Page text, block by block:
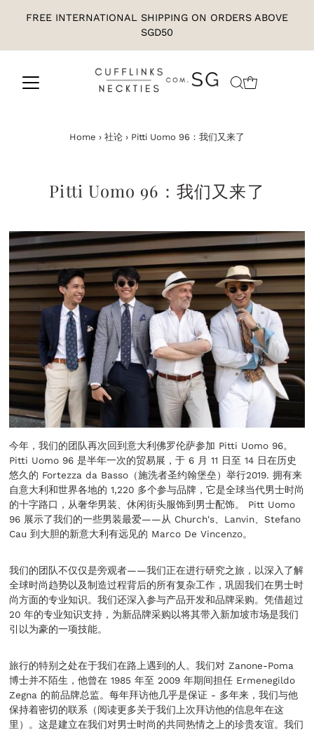
FREE INTERNATIONAL SHIPPING ON ORDERS ABOVE
SGD50
Home › 社论 › Pitti Uomo 96：我们又来了
Pitti Uomo 96：我们又来了
今年，我们的团队再次回到意大利佛罗伦萨参加 Pitti Uomo 96。
Pitti Uomo 96 是半年一次的贸易展，于 6 月 11 日至 14 日在历史
悠久的 Fortezza da Basso（施洗者圣约翰堡垒）举行2019. 拥有来
自意大利和世界各地的 1,220 多个参与品牌，它是全球当代男士时尚
的十字路口，从奢华男装、休闲街头服饰到男士配饰。 Pitt Uomo
96 展示了我们的一些男装最爱——从 Church's、Lanvin、Stefano
Cau 到大胆的新意大利有远见的 Marco De Vincenzo。
我们的团队不仅仅是旁观者——我们正在进行研究之旅，以深入了解
全球时尚趋势以及制造过程背后的所有复杂工作，巩固我们在男士时
尚方面的专业知识。我们还深入参与产品开发和品牌采购。凭借超过
20 年的专业知识支持，为新品牌采购以将其带入新加坡市场是我们
引以为豪的一项技能。
旅行的特别之处在于我们在路上遇到的人。我们对 Zanone-Poma
博士并不陌生，他曾在 1985 年至 2009 年期间担任 Ermenegildo
Zegna 的前品牌总监。每年拜访他几乎是保证 - 多年来，我们与他
保持着密切的联系（阅读更多关于我们上次拜访他的信息年在这
里）。这是建立在我们对男士时尚的共同热情之上的珍贵友谊。我们